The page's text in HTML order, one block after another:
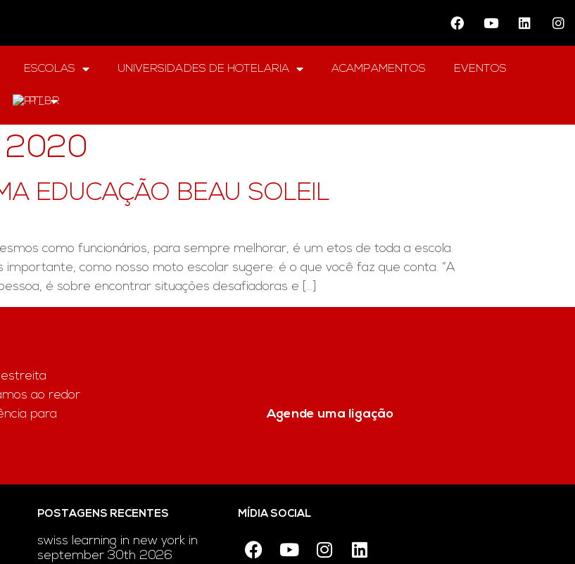
ESCOLAS UNIVERSIDADES DE HOTELARIA ACAMPAMENTOS EVENTOS
PT
2020
EDUCAÇÃO BEAU SOLEIL
como funcionários, para sempre melhorar, é um etos de toda a escola.
como nosso moto escolar sugere: é o que você faz que conta. “A
é sobre encontrar situações desafiadoras e [...]
ao redor
para
Agende uma ligação
POSTAGENS RECENTES
swiss learning in new york in
september 30th 2026
MÍDIA SOCIAL